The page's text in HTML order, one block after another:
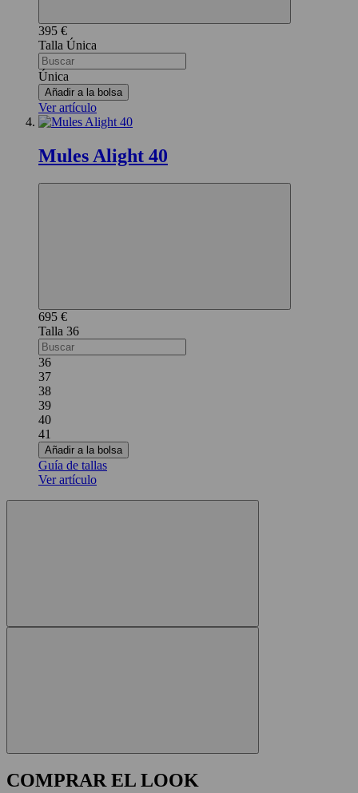
395 €
Única
Única
Añadir a la bolsa
Ver artículo
Mules Alight 40
695 €
36
36
37
38
39
40
41
Añadir a la bolsa
Guía de tallas
Ver artículo
COMPRAR EL LOOK